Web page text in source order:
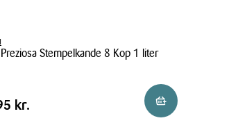
Stempelkande 8 Kop 1 liter
kr.
kr. Læg i kurv